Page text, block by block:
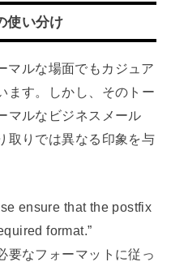
使い分け
マルな場面でもカジュア
ます。しかし、そのトー
マルなビジネスメール
取りでは異なる印象を与
ensure that the postfix
format.”
要なフォーマットに従っ